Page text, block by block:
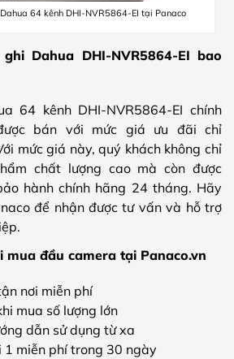
64 kênh DHI-NVR5864-EI tại Panaco
Dahua DHI-NVR5864-EI bao
64 kênh DHI-NVR5864-EI chính
bán với mức giá ưu đãi chỉ
mức giá này, quý khách không chỉ
chất lượng cao mà còn được
hành chính hãng 24 tháng. Hãy
để nhận được tư vấn và hỗ trợ
mua đầu camera tại Panaco.vn
nơi miễn phí
mua số lượng lớn
dẫn sử dụng từ xa
1 miễn phí trong 30 ngày